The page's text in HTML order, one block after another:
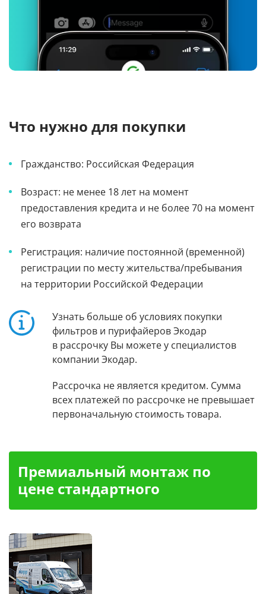
Что нужно для покупки
Гражданство: Российская Федерация
Возраст: не менее 18 лет на момент
предоставления кредита и не более 70 на момент
его возврата
Регистрация: наличие постоянной (временной)
регистрации по месту жительства/пребывания
на территории Российской Федерации
Узнать больше об условиях покупки
фильтров и пурифайеров Экодар
в рассрочку Вы можете у специалистов
компании Экодар.
Рассрочка не является кредитом. Сумма
всех платежей по рассрочке не превышает
первоначальную стоимость товара.
Премиальный монтаж по
цене стандартного